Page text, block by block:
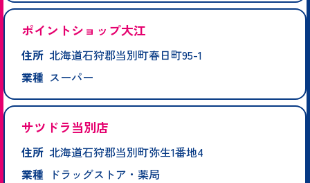
ポイントショップ大江
住所 北海道石狩郡当別町春日町95-1
業種 スーパー
サツドラ当別店
住所 北海道石狩郡当別町弥生1番地4
業種
ドラッグストア・薬局